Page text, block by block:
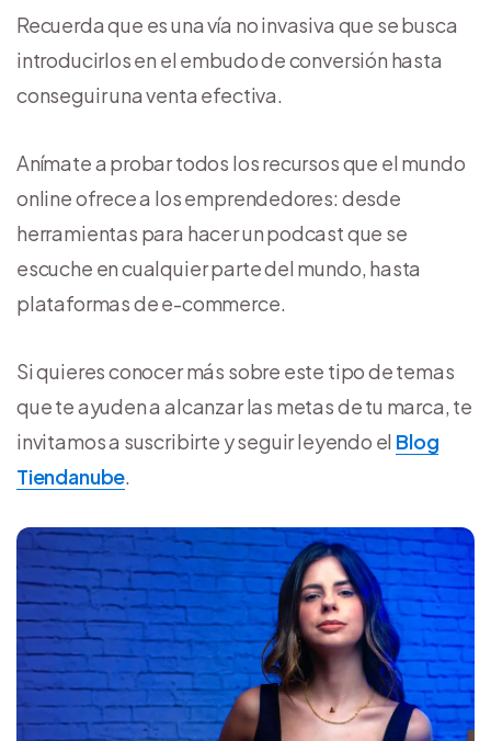
Recuerda que es una vía no invasiva que se busca
introducirlos en el embudo de conversión hasta
conseguir una venta efectiva.
Anímate a probar todos los recursos que el mundo
online ofrece a los emprendedores: desde
herramientas para hacer un podcast que se
escuche en cualquier parte del mundo, hasta
plataformas de e-commerce.
Si quieres conocer más sobre este tipo de temas
que te ayuden a alcanzar las metas de tu marca, te
invitamos a suscribirte y seguir leyendo el Blog
Tiendanube.